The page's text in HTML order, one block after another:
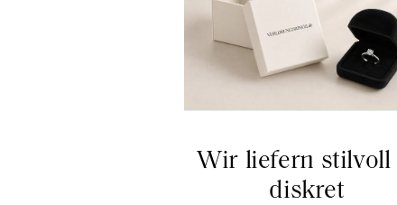
Wir liefern stilvoll
diskret